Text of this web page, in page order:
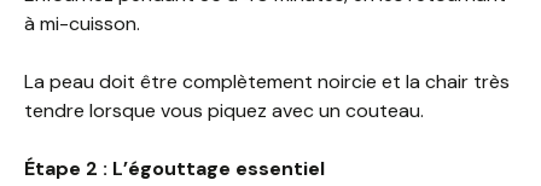
à mi-cuisson.
La peau doit être complètement noircie et la chair très
tendre lorsque vous piquez avec un couteau.
Étape 2 : L’égouttage essentiel